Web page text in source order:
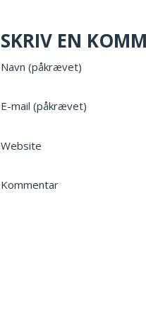
SKRIV EN
Navn (påkrævet)
E-mail (påkrævet)
Website
Kommentar